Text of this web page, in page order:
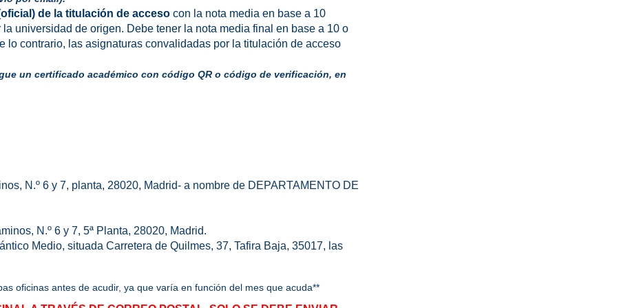
de la titulación de acceso con la nota media en base a 10
universidad de origen. Debe tener la nota media final en base a 10 o
lo contrario, las asignaturas convalidadas por la titulación de acceso
un certificado académico con código QR o código de verificación, en
N.º 6 y 7, planta, 28020, Madrid- a nombre de DEPARTAMENTO DE
N.º 6 y 7, 5ª Planta, 28020, Madrid.
Medio, situada Carretera de Quilmes, 37, Tafira Baja, 35017, las
oficinas antes de acudir, ya que varía en función del mes que acuda**